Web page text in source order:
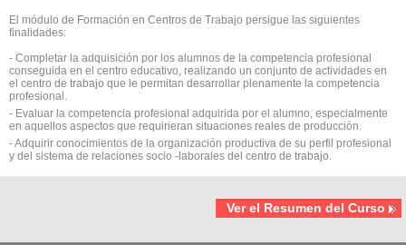
El módulo de Formación en Centros de Trabajo persigue las siguientes
finalidades:
- Completar la adquisición por los alumnos de la competencia profesional
conseguida en el centro educativo, realizando un conjunto de actividades en
el centro de trabajo que le permitan desarrollar plenamente la competencia
profesional.
- Evaluar la competencia profesional adquirida por el alumno, especialmente
en aquellos aspectos que requirieran situaciones reales de producción.
- Adquirir conocimientos de la organización productiva de su perfil profesional
y del sistema de relaciones socio -laborales del centro de trabajo.
Ver el Resumen del Curso